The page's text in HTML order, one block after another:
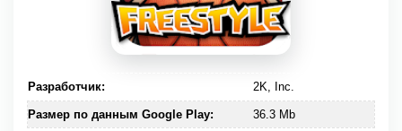
Разработчик: 2K, Inc.
Размер по данным Google Play: 36.3 Mb